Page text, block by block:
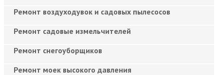
Ремонт воздуходувок и садовых пылесосов
Ремонт садовые измельчителей
Ремонт снегоуборщиков
Ремонт моек высокого давления